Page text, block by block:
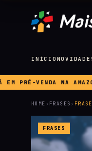
INÍCIO
VEJA
HOME › FRASES ›
FRASES